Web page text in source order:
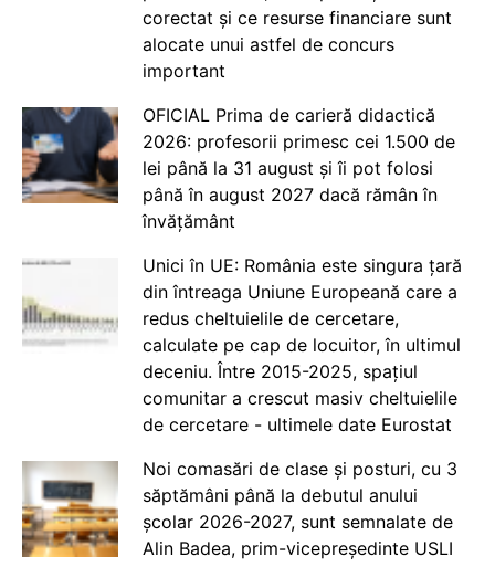
corectat și ce resurse financiare sunt
alocate unui astfel de concurs
important
OFICIAL Prima de carieră didactică
2026: profesorii primesc cei 1.500 de
lei până la 31 august și îi pot folosi
până în august 2027 dacă rămân în
învățământ
Unici în UE: România este singura țară
din întreaga Uniune Europeană care a
redus cheltuielile de cercetare,
calculate pe cap de locuitor, în ultimul
deceniu. Între 2015-2025, spațiul
comunitar a crescut masiv cheltuielile
de cercetare - ultimele date Eurostat
Noi comasări de clase și posturi, cu 3
săptămâni până la debutul anului
școlar 2026-2027, sunt semnalate de
Alin Badea, prim-vicepreședinte USLI